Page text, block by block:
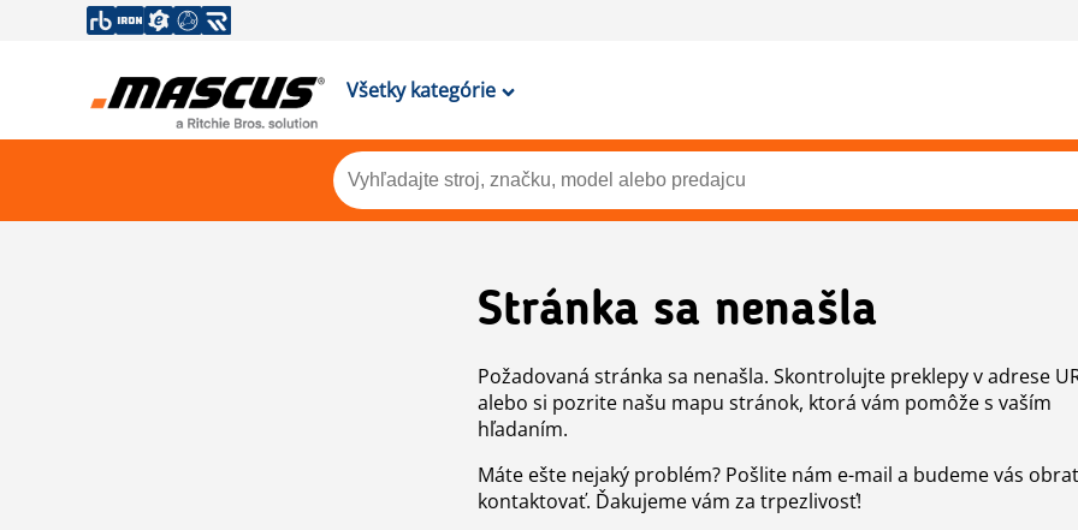
Všetky kategórie
Stránka sa nenašla
Požadovaná stránka sa nenašla. Skontrolujte preklepy v adrese
alebo si pozrite našu mapu stránok, ktorá vám pomôže s vaším
hľadaním.
Máte ešte nejaký problém? Pošlite nám e-mail a budeme vás
kontaktovať. Ďakujeme vám za trpezlivosť!